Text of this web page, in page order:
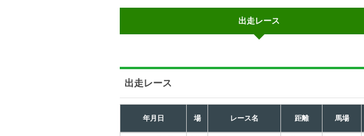
出走レース
出走レース
年月日 場 レース名 距離 馬場